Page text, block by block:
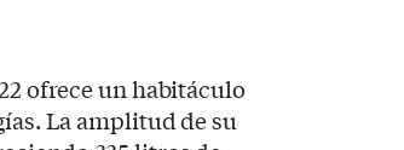
ofrece un habitáculo
La amplitud de su